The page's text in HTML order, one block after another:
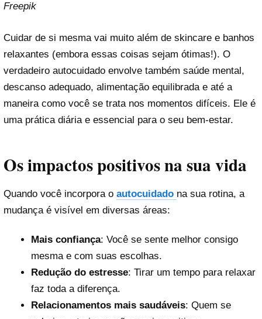
Freepik
Cuidar de si mesma vai muito além de skincare e banhos
relaxantes (embora essas coisas sejam ótimas!). O
verdadeiro autocuidado envolve também saúde mental,
descanso adequado, alimentação equilibrada e até a
maneira como você se trata nos momentos difíceis. Ele é
uma prática diária e essencial para o seu bem-estar.
Os impactos positivos na sua vida
Quando você incorpora o autocuidado na sua rotina, a
mudança é visível em diversas áreas:
Mais confiança: Você se sente melhor consigo
mesma e com suas escolhas.
Redução do estresse: Tirar um tempo para relaxar
faz toda a diferença.
Relacionamentos mais saudáveis: Quem se